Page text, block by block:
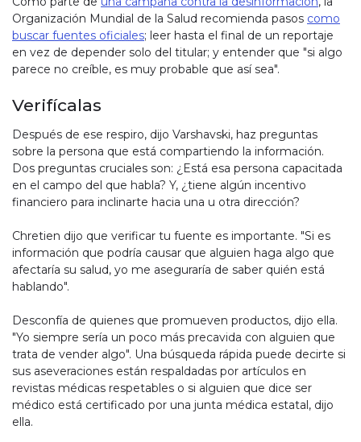
Organización Mundial de la Salud recomienda pasos como
buscar fuentes oficiales; leer hasta el final de un reportaje
en vez de depender solo del titular; y entender que "si algo
parece no creíble, es muy probable que así sea".
Verifícalas
Después de ese respiro, dijo Varshavski, haz preguntas
sobre la persona que está compartiendo la información.
Dos preguntas cruciales son: ¿Está esa persona capacitada
en el campo del que habla? Y, ¿tiene algún incentivo
financiero para inclinarte hacia una u otra dirección?
Chretien dijo que verificar tu fuente es importante. "Si es
información que podría causar que alguien haga algo que
afectaría su salud, yo me aseguraría de saber quién está
hablando".
Desconfía de quienes que promueven productos, dijo ella.
"Yo siempre sería un poco más precavida con alguien que
trata de vender algo". Una búsqueda rápida puede decirte si
sus aseveraciones están respaldadas por artículos en
revistas médicas respetables o si alguien que dice ser
médico está certificado por una junta médica estatal, dijo
ella.